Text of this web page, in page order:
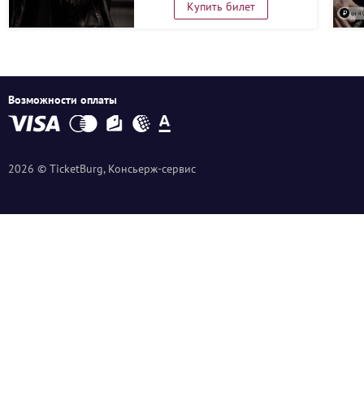
Купить билет
Возможности оплаты
2026 © TicketBurg, Консьерж-сервис